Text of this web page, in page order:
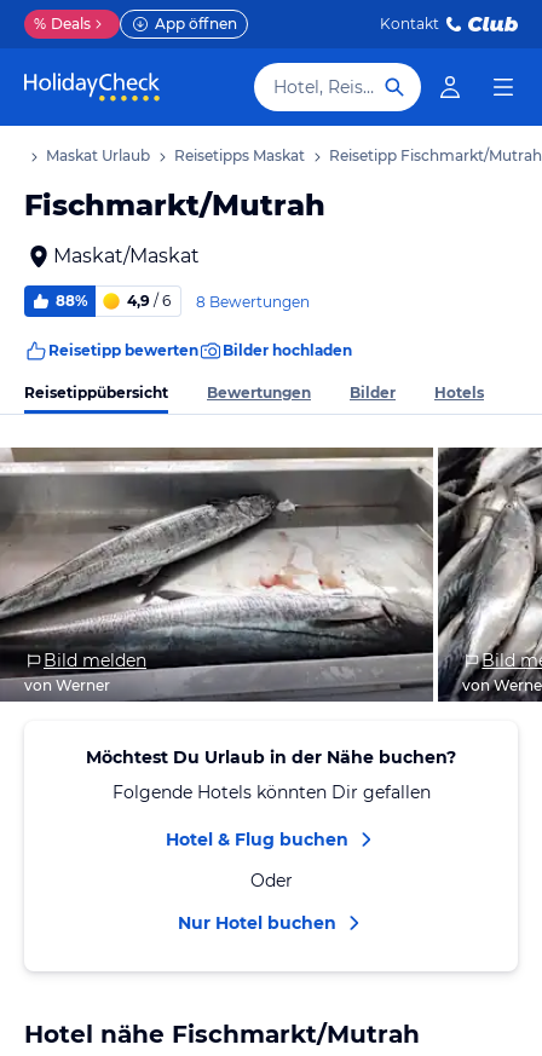
% Deals App öffnen Kontakt
Hotel, Reiseziel
Maskat Urlaub Reisetipps Maskat Reisetipp Fischmarkt/Mutrah
Fischmarkt/Mutrah
Maskat/Maskat
88% 4,9 / 6 8 Bewertungen
Reisetipp bewerten Bilder hochladen
Reisetippübersicht Bewertungen Bilder Hotels
Bild melden
von Werner
Bild
von
Möchtest Du Urlaub in der Nähe buchen?
Folgende Hotels könnten Dir gefallen
Hotel & Flug buchen
Oder
Nur Hotel buchen
Hotel nähe Fischmarkt/Mutrah